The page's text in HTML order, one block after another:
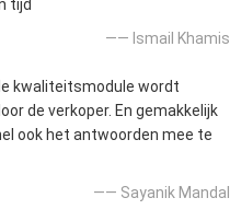
tijd
—— Ismail Khamis
kwaliteitsmodule wordt
de verkoper. En gemakkelijk
ook het antwoorden mee te
—— Sayanik Mandal